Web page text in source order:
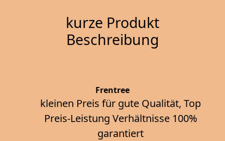
kurze Produkt
Beschreibung
Frentree
kleinen Preis für gute Qualität, Top
Preis-Leistung Verhältnisse 100%
garantiert